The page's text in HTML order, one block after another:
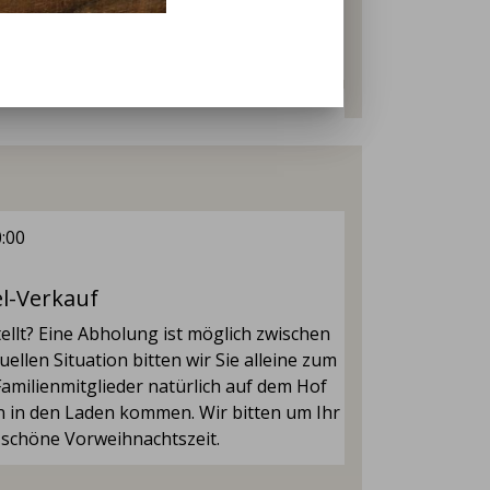
www.klostergut-dibbesdorf.de
Vorbestellung wird empfohlen.
möglich solange der Vorrat reicht!
Verkauf
Eine Abholung ist möglich zwischen
Situation bitten wir Sie alleine zum
natürlich auf dem Hof
den Laden kommen. Wir bitten um Ihr
Vorweihnachtszeit.